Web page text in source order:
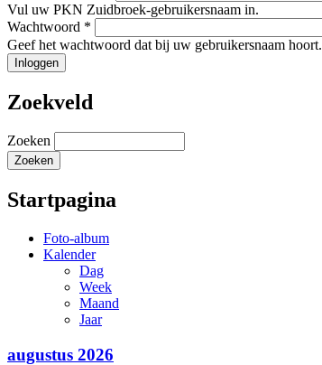
Vul uw PKN Zuidbroek-gebruikersnaam in.
Wachtwoord *
Geef het wachtwoord dat bij uw gebruikersnaam hoort.
Zoekveld
Zoeken
Startpagina
Foto-album
Kalender
Dag
Week
Maand
Jaar
augustus 2026